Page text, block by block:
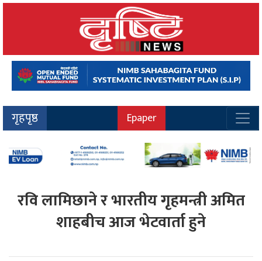
गृहपृष्ठ Epaper
रवि लामिछाने र भारतीय गृहमन्त्री अमित
शाहबीच आज भेटवार्ता हुने